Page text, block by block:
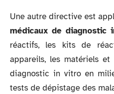
Une autre directive est
médicaux de diagnostic
réactifs, les kits de
appareils, les matériels et
diagnostic in vitro en
tests de dépistage des